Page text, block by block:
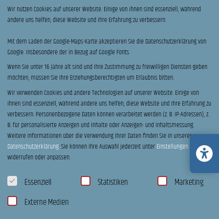
Ihre Nachricht an uns:
Probefahrt
Ich möchte einen Termin zur Beratung & Probefahrt vereinbaren.
C
h
e
c
k
b
x
e
*
Bitte stimmen sie unseren Datenschutzerklärung zu
Ich habe dieDatenschutzerklärungzur Kenntnis genommen. Ich stimme zu, dass meine
Angaben und Daten zur Beantwortung meiner Anfrage elektronisch erhoben und
gespeichert werden. Hinweis: Sie können Ihre Einwilligung jederzeit für die Zukunft per
Emailwiderrufen.
n
v
e
r
unverbindlich ist, und keinen Kauf darstellt
Absenden
Wir nutzen Cookies auf unserer Website. Einige von ihnen sind essenziell, während
andere uns helfen, diese Website und Ihre Erfahrung zu verbessern.
Mit dem Laden der Google-Maps-Karte akzeptieren Sie die Datenschutzerklärung von
Google. Insbesondere der in Bezug auf Google Fonts
Wenn Sie unter 16 Jahre alt sind und Ihre Zustimmung zu freiwilligen Diensten geben
möchten, müssen Sie Ihre Erziehungsberechtigten um Erlaubnis bitten.
Wir verwenden Cookies und andere Technologien auf unserer Website. Einige von
ihnen sind essenziell, während andere uns helfen, diese Website und Ihre Erfahrung zu
verbessern.Personenbezogene Daten können verarbeitet werden (z. B. IP-Adressen), z.
B. für personalisierte Anzeigen und Inhalte oder Anzeigen- und Inhaltsmessung.
Weitere Informationen über die Verwendung Ihrer Daten finden Sie in unserer
Datenschutzerklärung.Sie können Ihre Auswahl jederzeit unterEinstellungen
widerrufen oder anpassen.
Datenschutzeinstellungen
Essenziell Statistiken
Marketing
Externe Medien